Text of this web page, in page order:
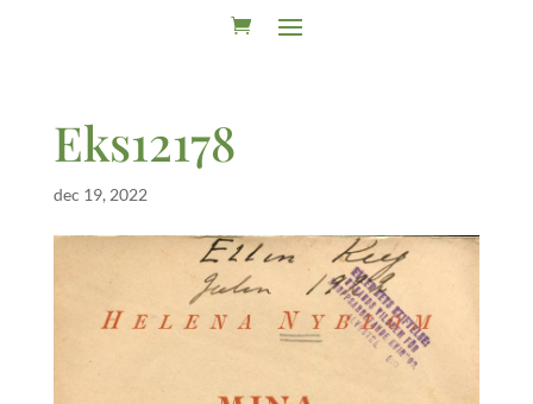
Eks12178
dec 19, 2022